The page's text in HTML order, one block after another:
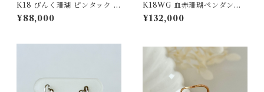
K18 ぴんく珊瑚 ピンタック ボ
タンチェーン付 fb-44
¥88,000
K18WG 血赤珊瑚ペンダント
D0.04 pd-49
¥132,000